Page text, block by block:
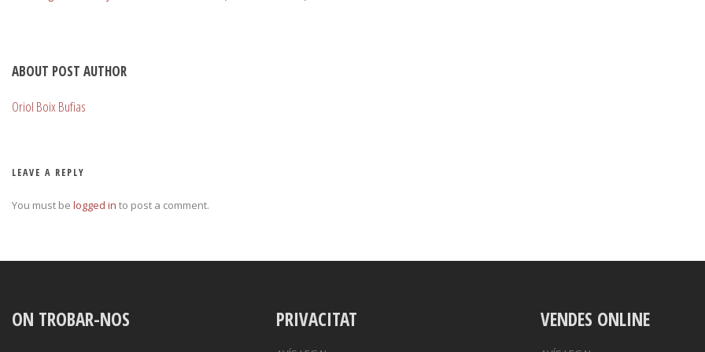
ABOUT POST AUTHOR
Oriol Boix Bufias
LEAVE A REPLY
You must be logged in to post a comment.
ON TROBAR-NOS PRIVACITAT VENDES ONLINE